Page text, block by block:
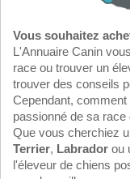
Vous souhaitez
L'Annuaire Canin
race ou trouver un
trouver des conseils
Cependant,
passionné de sa race
Que vous cherchiez
Terrier, Labrador ou
l'éleveur de chiens